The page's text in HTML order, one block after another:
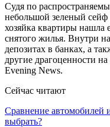
Судя по
небольшой зеленый сейф
хозяйка квартиры нашла
снятого жилья. Внутри
депозитах в банках, а
другие драгоценности
Evening News.
Сейчас читают
Сравнение
выбрать?